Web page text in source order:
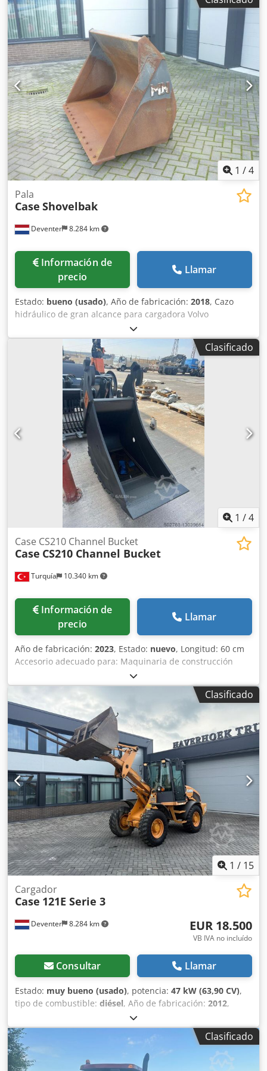
hidráulicas (martillo/garra y rotación) Enganche rápido
hidráulico: OIL Quick OQ90 o Lehnhoff HS80 Cazo de
excavación profunda – 4,55 m³ SAE Peso de transporte: 69 t
Dsdjul U H Tspfx Ak Ejwa Ancho de transporte: 3,93 m
Ancho de trabajo (4,14 m con escalones) Altura de
transporte: 4,37 m La máquina ha sido revisada y reparada
en nuestro taller Informe a petición Gran mantenimiento
realizado: todos los aceites y filtros cambiados, incluyendo
650 litros de aceite hidráulico. CASE Alemania marzo 2026:
El motor tiene 6 inyectores nuevos (factura a petición)
1 /4
Deventer 8.284 km
Pala
Case Shovelbak
Información de
precio
Llamar
Estado: bueno (usado), Año de fabricación: 2018, Cazo
hidráulico de gran alcance para cargadora Volvo
Djdpfowwtg Sox Ak Eewa = Más información = Año de
fabricación: 2018 Apto para: maquinaria de construcción
Sistema de cambio rápido: Sí Estado técnico: bueno Estado
visual: bueno Contacte con Gerrit Haverhoek para obtener
más información.
Clasificado
1 /4
Turquía 10.340 km
Case CS210 Channel Bucket
Case CS210 Channel Bucket
Información de
precio
Llamar
Año de fabricación: 2023, Estado: nuevo, Longitud: 60 cm
Accesorio adecuado para: Maquinaria de construcción
Dwjdpfx Akjpq Tbuo Eea Capacidad de carga: 500 l
Garantía: 6 meses
Clasificado
1 / 15
Deventer 8.284 km
Cargador
Case 121E Serie 3
EUR 18.500
VB IVA no incluído
Consultar Llamar
Estado: muy bueno (usado), potencia: 47 kW (63,90 CV),
tipo de combustible: diésel, Año de fabricación: 2012,
1.060 h
adicionales = - Control con 2 pedales - Cabina cerrada =
Notas = Serie CASE 121E, modelo 3 – Año de fabricación:
2012 – 1.060 horas de funcionamiento Pala cargadora de la
serie CASE 121E, modelo 3, año de fabricación: 2012. La
Clasificado